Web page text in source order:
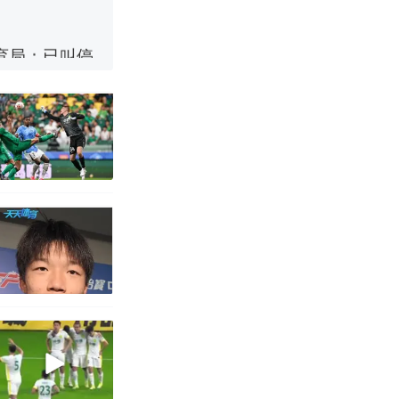
：已叫停
写了人生